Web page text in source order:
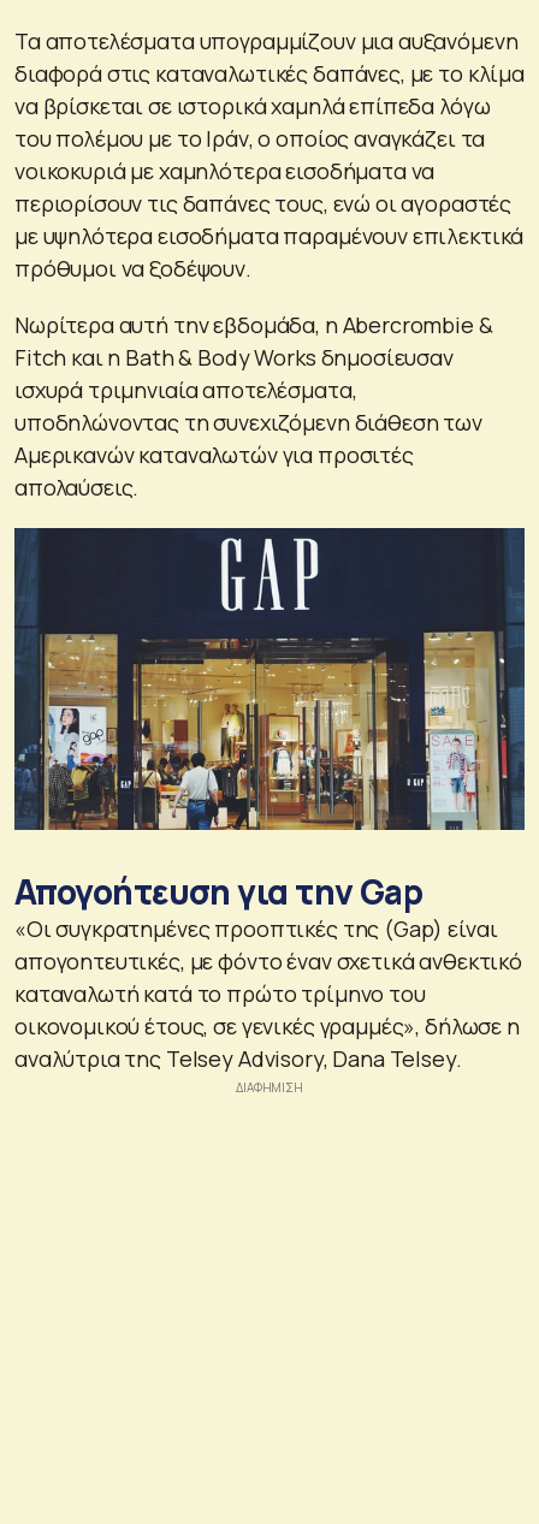
Τα αποτελέσματα υπογραμμίζουν μια αυξανόμενη
διαφορά στις καταναλωτικές δαπάνες, με το κλίμα
να βρίσκεται σε ιστορικά χαμηλά επίπεδα λόγω
του πολέμου με το Ιράν, ο οποίος αναγκάζει τα
νοικοκυριά με χαμηλότερα εισοδήματα να
περιορίσουν τις δαπάνες τους, ενώ οι αγοραστές
με υψηλότερα εισοδήματα παραμένουν επιλεκτικά
πρόθυμοι να ξοδέψουν.
Νωρίτερα αυτή την εβδομάδα, η Abercrombie &
Fitch και η Bath & Body Works δημοσίευσαν
ισχυρά τριμηνιαία αποτελέσματα,
υποδηλώνοντας τη συνεχιζόμενη διάθεση των
Αμερικανών καταναλωτών για προσιτές
απολαύσεις.
Απογοήτευση για την Gap
«Οι συγκρατημένες προοπτικές της (Gap) είναι
απογοητευτικές, με φόντο έναν σχετικά ανθεκτικό
καταναλωτή κατά το πρώτο τρίμηνο του
οικονομικού έτους, σε γενικές γραμμές», δήλωσε η
αναλύτρια της Telsey Advisory, Dana Telsey.